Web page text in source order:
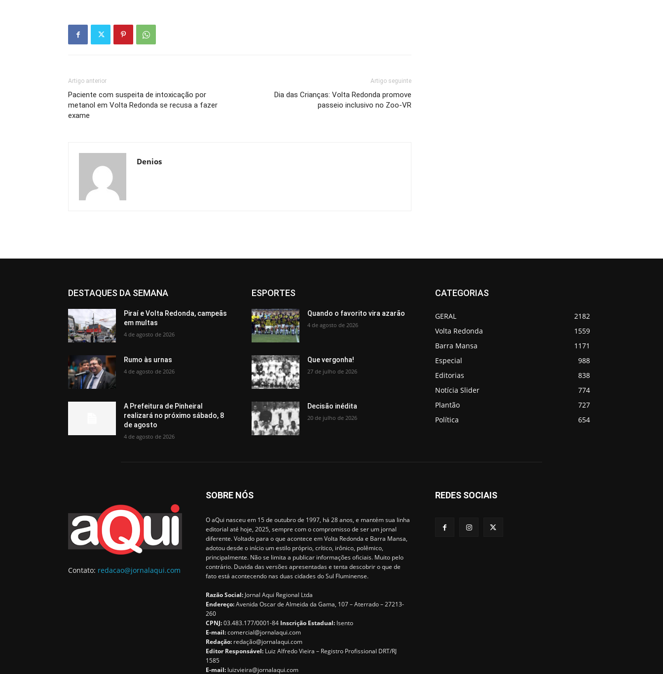
Artigo anterior
Paciente com suspeita de intoxicação por
metanol em Volta Redonda se recusa a fazer
exame
Artigo seguinte
Dia das Crianças: Volta Redonda promove
passeio inclusivo no Zoo-VR
Denios
DESTAQUES DA SEMANA
Piraí e Volta Redonda, campeãs
em multas
4 de agosto de 2026
Rumo às urnas
4 de agosto de 2026
A Prefeitura de Pinheiral
realizará no próximo sábado, 8
de agosto
4 de agosto de 2026
ESPORTES
Quando o favorito vira azarão
4 de agosto de 2026
Que vergonha!
27 de julho de 2026
Decisão inédita
20 de julho de 2026
CATEGORIAS
GERAL
2182
Volta Redonda
1559
Barra Mansa
1171
Especial
988
Editorias
838
Notícia Slider
774
Plantão
727
Política
654
Contato: redacao@jornalaqui.com
SOBRE NÓS
O aQui nasceu em 15 de outubro de 1997, há 28 anos, e mantém sua linha
editorial até hoje, 2025, sempre com o compromisso de ser um jornal
diferente. Voltado para o que acontece em Volta Redonda e Barra Mansa,
adotou desde o início um estilo próprio, crítico, irônico, polêmico,
principalmente. Não se limita a publicar informações oficiais. Muito pelo
contrário. Duvida das versões apresentadas e tenta descobrir o que de
fato está acontecendo nas duas cidades do Sul Fluminense.
Razão Social: Jornal Aqui Regional Ltda
Endereço:Avenida Oscar de Almeida da Gama, 107 – Aterrado – 27213-
260
CPNJ:03.483.177/0001-84 Inscrição Estadual: Isento
E-mail:comercial@jornalaqui.com
Redação: redação@jornalaqui.com
Editor Responsável: Luiz Alfredo Vieira – Registro Profissional DRT/RJ
1585
E-mail: luizvieira@jornalaqui.com
REDES SOCIAIS